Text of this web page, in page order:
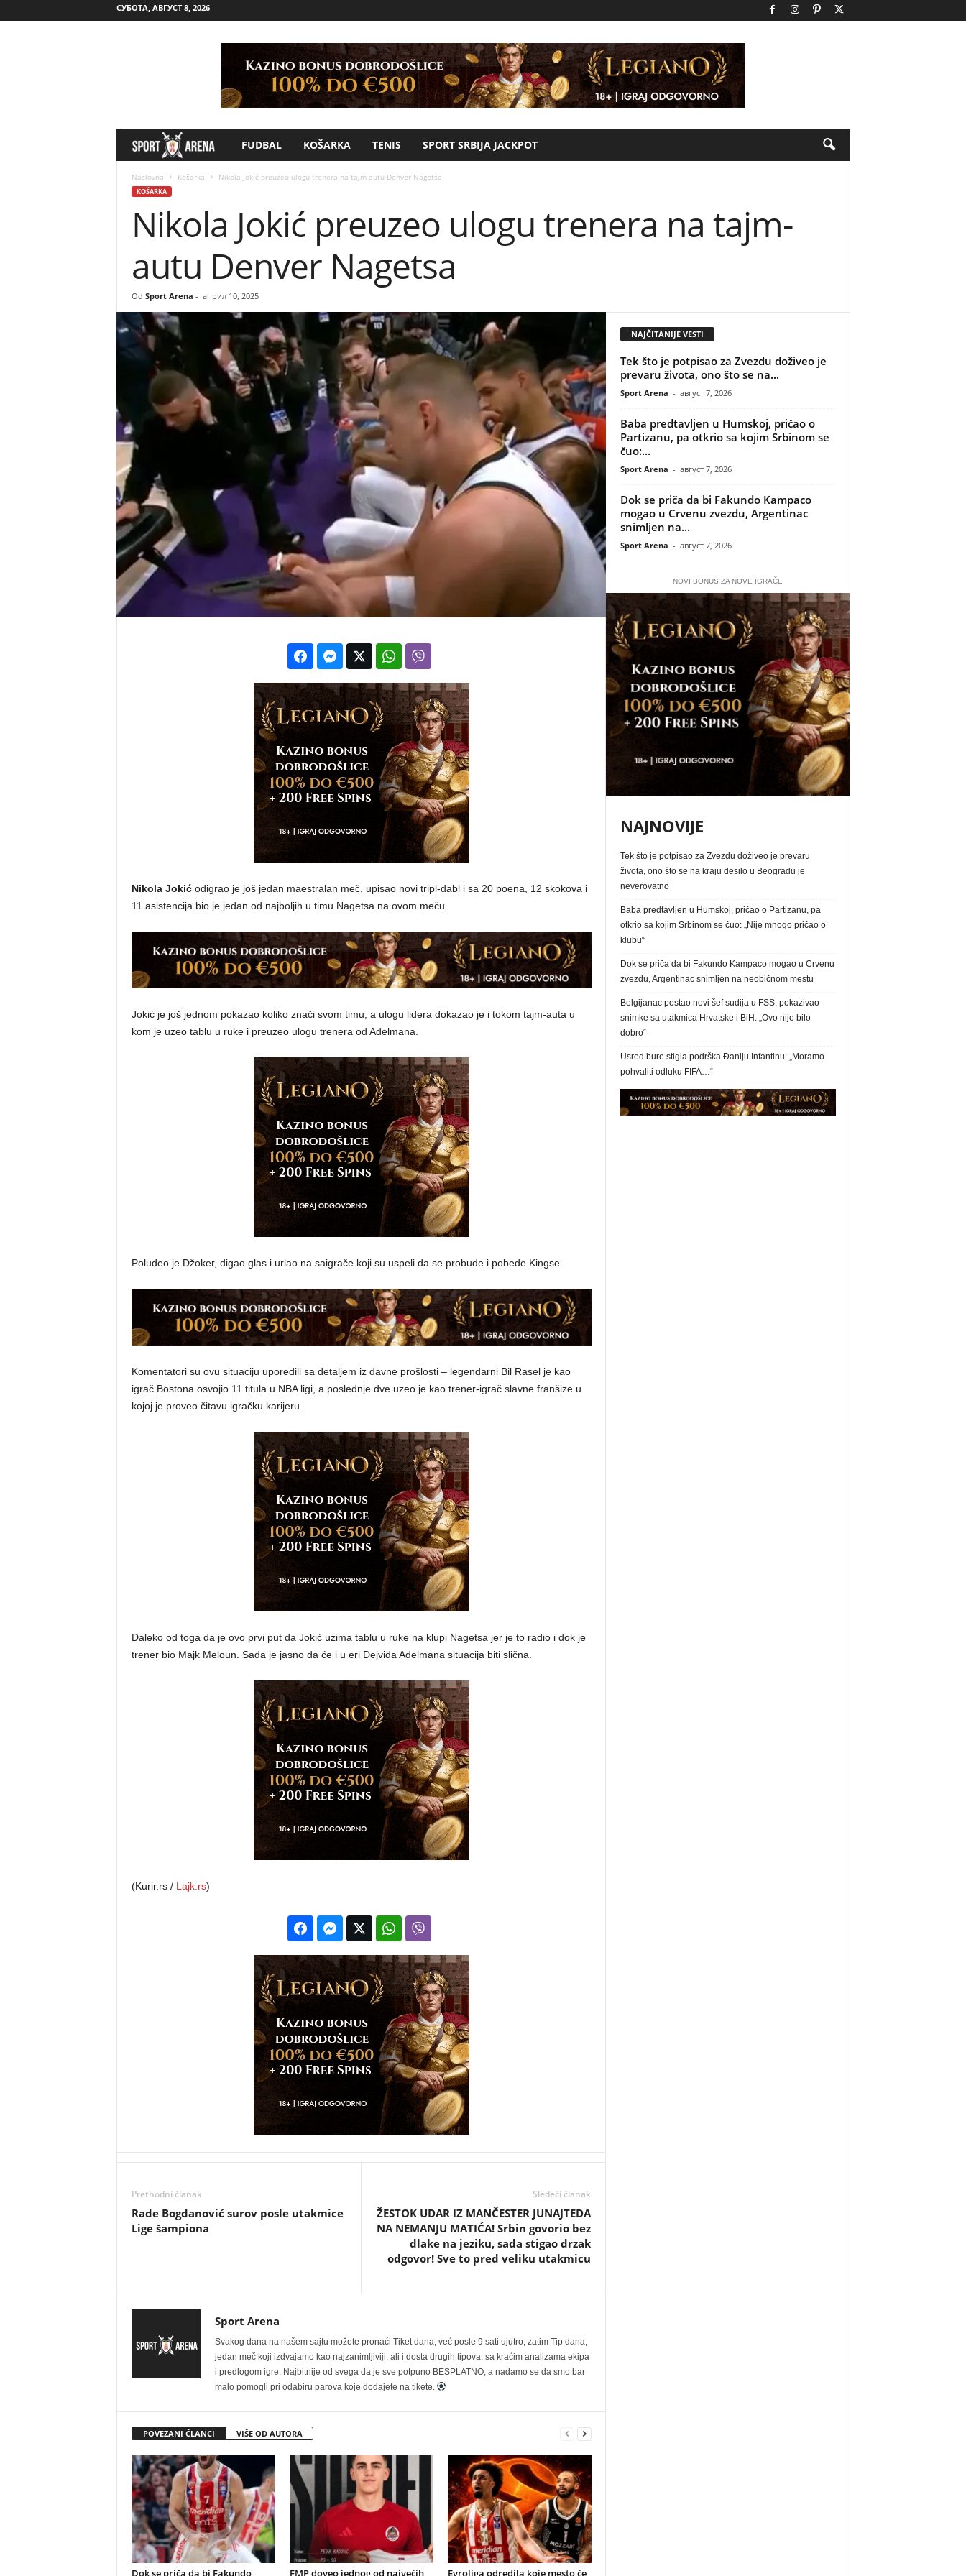
СУБОТА, АВГУСТ 8, 2026
p
t
A
r
e
n
FUDBAL KOŠARKA TENIS SPORT SRBIJA JACKPOT
Naslovna Košarka Nikola Jokić preuzeo ulogu trenera na tajm-autu Denver Nagetsa
KOŠARKA
Nikola Jokić preuzeo ulogu trenera na tajm-
autu Denver Nagetsa
Od Sport Arena - април 10, 2025
Nikola Jokićodigrao je još jedan maestralan meč, upisao novi tripl-dabl i sa 20 poena, 12 skokova i
11 asistencija bio je jedan od najboljih u timu Nagetsa na ovom meču.
Jokić je još jednom pokazao koliko znači svom timu, a ulogu lidera dokazao je i tokom tajm-auta u
kom je uzeo tablu u ruke i preuzeo ulogu trenera od Adelmana.
Poludeo je Džoker, digao glas i urlao na saigrače koji su uspeli da se probude i pobede Kingse.
Komentatori su ovu situaciju uporedili sa detaljem iz davne prošlosti – legendarni Bil Rasel je kao
igrač Bostona osvojio 11 titula u NBA ligi, a poslednje dve uzeo je kao trener-igrač slavne franšize u
kojoj je proveo čitavu igračku karijeru.
Daleko od toga da je ovo prvi put da Jokić uzima tablu u ruke na klupi Nagetsa jer je to radio i dok je
trener bio Majk Meloun. Sada je jasno da će i u eri Dejvida Adelmana situacija biti slična.
(Kurir.rs / Lajk.rs)
Prethodni članak
Rade Bogdanović surov posle utakmice
Lige šampiona
Sledeći članak
ŽESTOK UDAR IZ MANČESTER JUNAJTEDA
NA NEMANJU MATIĆA! Srbin govorio bez
dlake na jeziku, sada stigao drzak
odgovor! Sve to pred veliku utakmicu
Sport Arena
Svakog dana na našem sajtu možete pronaći Tiket dana, već posle 9 sati ujutro, zatim Tip dana,
jedan meč koji izdvajamo kao najzanimljiviji, ali i dosta drugih tipova, sa kraćim analizama ekipa
i predlogom igre. Najbitnije od svega da je sve potpuno BESPLATNO, a nadamo se da smo bar
malo pomogli pri odabiru parova koje dodajete na tikete.
POVEZANI ČLANCI VIŠE OD AUTORA
Dok se priča da bi Fakundo FMP doveo jednog od najvećih Evroliga odredila koje mesto će
NAJČITANIJE VESTI
Tek što je potpisao za Zvezdu doživeo je
prevaru života, ono što se na...
Sport Arena - август 7, 2026
Baba predtavljen u Humskoj, pričao o
Partizanu, pa otkrio sa kojim Srbinom se
čuo:...
Sport Arena - август 7, 2026
Dok se priča da bi Fakundo Kampaco
mogao u Crvenu zvezdu, Argentinac
snimljen na...
Sport Arena - август 7, 2026
NOVI BONUS ZA NOVE IGRAČE
NAJNOVIJE
Tek što je potpisao za Zvezdu doživeo je prevaru
života, ono što se na kraju desilo u Beogradu je
neverovatno
Baba predtavljen u Humskoj, pričao o Partizanu, pa
otkrio sa kojim Srbinom se čuo: „Nije mnogo pričao o
klubu“
Dok se priča da bi Fakundo Kampaco mogao u Crvenu
zvezdu, Argentinac snimljen na neobičnom mestu
Belgijanac postao novi šef sudija u FSS, pokazivao
snimke sa utakmica Hrvatske i BiH: „Ovo nije bilo
dobro“
Usred bure stigla podrška Đaniju Infantinu: „Moramo
pohvaliti odluku FIFA…“